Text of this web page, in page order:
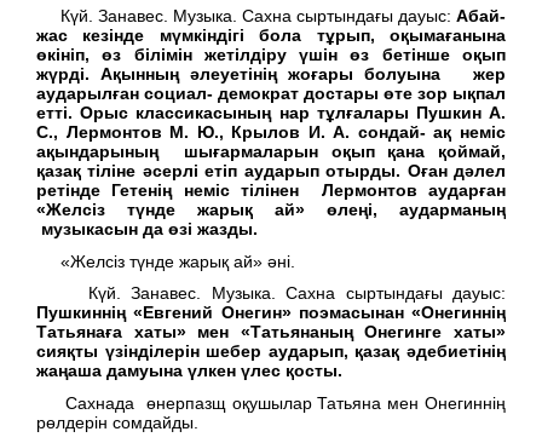
Күй. Занавес. Музыка. Сахна сыртындағы дауыс: Абай-
жас кезінде мүмкіндігі бола тұрып, оқымағанына
өкініп, өз білімін жетілдіру үшін өз бетінше оқып
жүрді. Ақынның әлеуетінің жоғары болуына жер
аударылған социал- демократ достары өте зор ықпал
етті. Орыс классикасының нар тұлғалары Пушкин А.
С., Лермонтов М. Ю., Крылов И. А. сондай- ақ неміс
ақындарының шығармаларын оқып қана қоймай,
қазақ тіліне әсерлі етіп аударып отырды. Оған дәлел
ретінде Гетенің неміс тілінен Лермонтов аударған
«Желсіз түнде жарық ай» өлеңі, аударманың
музыкасын да өзі жазды.
«Желсіз түнде жарық ай» әні.
Күй. Занавес. Музыка. Сахна сыртындағы дауыс:
Пушкиннің «Евгений Онегин» поэмасынан «Онегиннің
Татьянаға хаты» мен «Татьянаның Онегинге хаты»
сияқты үзінділерін шебер аударып, қазақ әдебиетінің
жаңаша дамуына үлкен үлес қосты.
Сахнада өнерпазщ оқушылар Татьяна мен Онегиннің
рөлдерін сомдайды.